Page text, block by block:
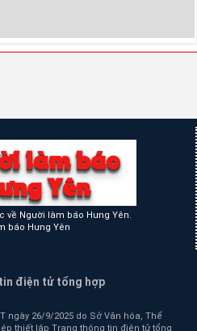
về Người làm báo Hưng Yên.
báo Hưng Yên
điện tử tổng hợp
ngày 26/9/2025 do Sở Văn hóa, Thể
thiết lập Trang thông tin điện tử tổng